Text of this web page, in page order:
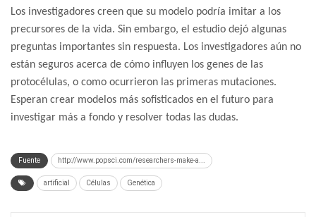
Los investigadores creen que su modelo podría imitar a los
precursores de la vida. Sin embargo, el estudio dejó algunas
preguntas importantes sin respuesta. Los investigadores aún no
están seguros acerca de cómo influyen los genes de las
protocélulas, o como ocurrieron las primeras mutaciones.
Esperan crear modelos más sofisticados en el futuro para
investigar más a fondo y resolver todas las dudas.
Fuente http://www.popsci.com/researchers-make-a...
artificial Células Genética